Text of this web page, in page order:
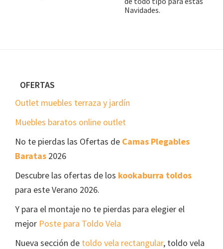
Navidades.
FooterOFERTAS
Outlet muebles terraza y jardín
Muebles baratos online outlet
No te pierdas las Ofertas de Camas Plegables
Baratas 2026
Descubre las ofertas de los kookaburra toldos
para este Verano 2026.
Y para el montaje no te pierdas para elegier el
mejor Poste para Toldo Vela
Nueva sección de toldo vela rectangular, toldo vela